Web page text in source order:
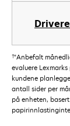
†"Anbefalt
evaluere
kundene
antall sider per
på enheten,